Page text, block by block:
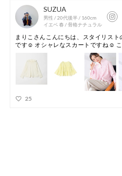
＜New Balance（ニューバランス）
1906年に誕生してから、常により
いる＜New Balance＞。
独自のフィッティングシステム「
シューズ自体の設計や構造からフ
ズづくりを行っています。
それはどんなに優れた機能を備え
ば意味がないと考えるからです。